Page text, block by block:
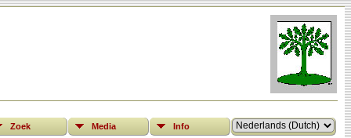
Zoek Media Info